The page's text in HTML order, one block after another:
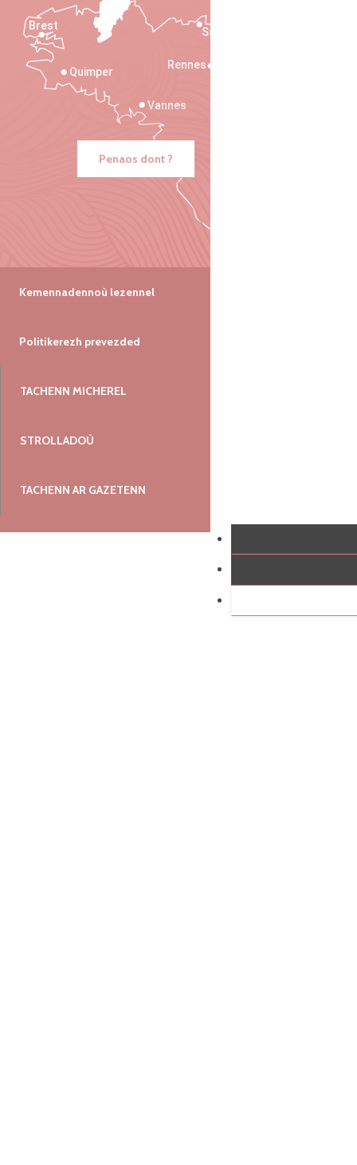
Saint-Malo
Rennes
Vannes
Quimper
Brest
Penaos dont ?
Kemennadennoù lezennel
Politikerezh prevezded
TACHENN MICHEREL
STROLLADOÙ
TACHENN AR GAZETENN